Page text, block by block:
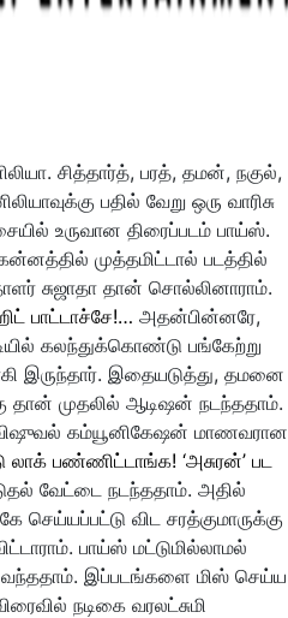
சித்தார்த், பரத், தமன், நகுல்,
பதில் வேறு ஒரு வாரிசு
உருவான திரைப்படம் பாய்ஸ்.
முத்தமிட்டால் படத்தில்
சுஜாதா தான் சொல்லினாராம்.
பாட்டாச்சே!… அதன்பின்னரே,
கலந்துக்கொண்டு பங்கேற்று
இருந்தார். இதையடுத்து, தமனை
தான் முதலில் ஆடிஷன் நடந்ததாம்.
கம்யூனிகேஷன் மாணவரான
லாக் பண்ணிட்டாங்க! ‘அசுரன்’ பட
வேட்டை நடந்ததாம். அதில்
செய்யப்பட்டு விட சரத்குமாருக்கு
பாய்ஸ் மட்டுமில்லாமல்
வந்ததாம். இப்படங்களை மிஸ் செய்ய
நடிகை வரலட்சுமி